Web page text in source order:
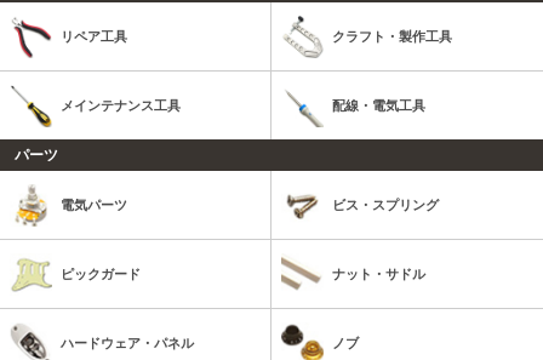
リペア工具 クラフト・製作工具
メインテナンス工具 配線・電気工具
パーツ
電気パーツ ビス・スプリング
ピックガード ナット・サドル
ハードウェア・パネル ノブ